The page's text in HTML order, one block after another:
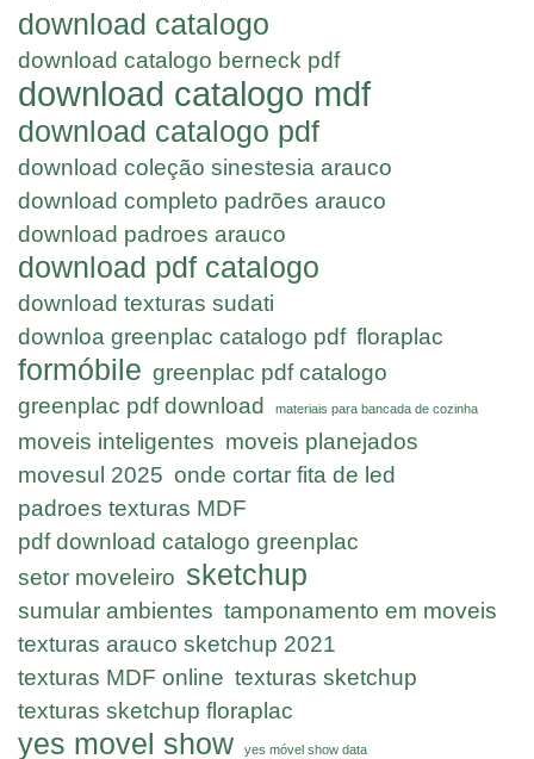
download catalogo
download catalogo berneck pdf
download catalogo mdf
download catalogo pdf
download coleção sinestesia arauco
download completo padrões arauco
download padroes arauco
download pdf catalogo
download texturas sudati
downloa greenplac catalogo pdf floraplac
formóbile greenplac pdf catalogo
greenplac pdf download
materiais para bancada de cozinha
moveis inteligentes moveis planejados
movesul 2025 onde cortar fita de led
padroes texturas MDF
pdf download catalogo greenplac
setor moveleiro sketchup
sumular ambientes tamponamento em moveis
texturas arauco sketchup 2021
texturas MDF online texturas sketchup
texturas sketchup floraplac
yes movel show yes móvel show data